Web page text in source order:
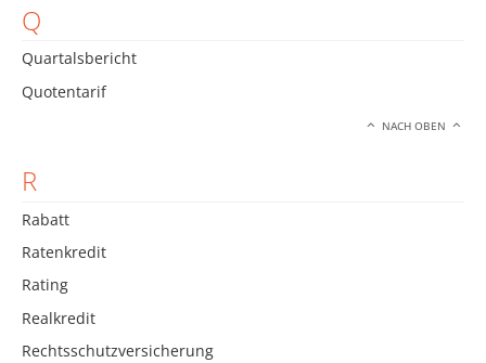
Q
Quartalsbericht
Quotentarif
NACH OBEN
R
Rabatt
Ratenkredit
Rating
Realkredit
Rechtsschutzversicherung